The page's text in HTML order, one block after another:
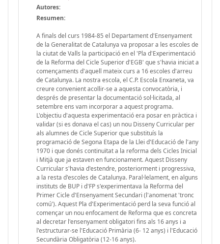
Autores:
Resumen:
A finals del curs 1984-85 el Departament d'Ensenyament
de la Generalitat de Catalunya va proposar a les escoles de
la ciutat de Valls la participació en el 'Pla d'Experimentació
de la Reforma del Cicle Superior d'EGB' que s'havia iniciat a
començaments d'aquell mateix curs a 16 escoles d'arreu
de Catalunya. La nostra escola, el C.P. Escola Enxaneta, va
creure convenient acollir-se a aquesta convocatòria, i
després de presentar la documentació sol·licitada, al
setembre ens vam incorporar a aquest programa.
L'objectiu d'aquesta experimentació era posar en pràctica i
validar (si es donava el cas) un nou Disseny Curricular per
als alumnes de Cicle Superior que substituís la
programació de Segona Etapa de la Llei d'Educació de l'any
1970 i que donés continuïtat a la reforma dels Cicles Inicial
i Mitjà que ja estaven en funcionament. Aquest Disseny
Curricular s'havia d'estendre, posteriorment i progressiva,
a la resta d'escoles de Catalunya. Paral·lelament, en alguns
instituts de BUP i d'FP s'experimentava la Reforma del
Primer Cicle d'Ensenyament Secundari (l'anomenat 'tronc
comú'). Aquest Pla d'Experimentació perd la seva funció al
començar un nou enfocament de Reforma que es concreta
al decretar l'ensenyament obligatori fins als 16 anys i a
l'estructurar-se l'Educació Primària (6- 12 anys) i l'Educació
Secundària Obligatòria (12-16 anys).